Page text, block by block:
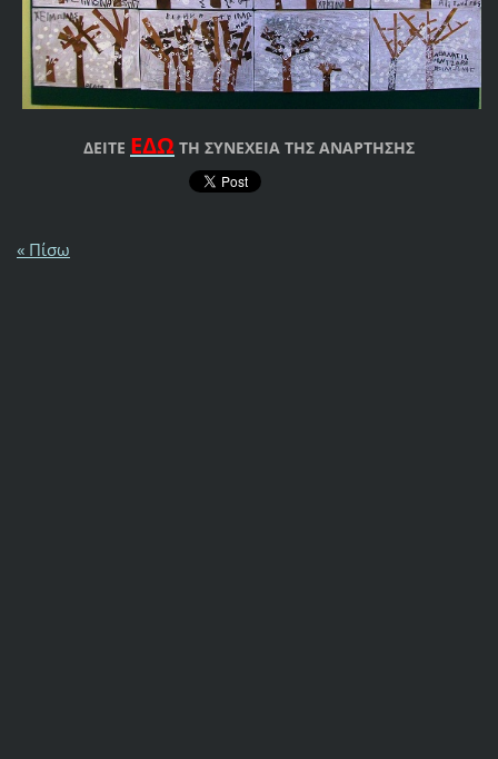
ΔΕΙΤΕ ΕΔΩ ΤΗ ΣΥΝΕΧΕΙΑ ΤΗΣ ΑΝΑΡΤΗΣΗΣ
« Πίσω